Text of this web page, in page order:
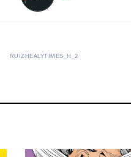
RUIZHEALYTIMES_H_2